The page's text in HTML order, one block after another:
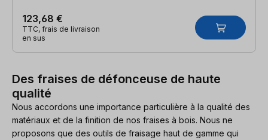
123,68 €
TTC, frais de livraison
en sus
Des fraises de défonceuse de haute
qualité
Nous accordons une importance particulière à la qualité des
matériaux et de la finition de nos fraises à bois. Nous ne
proposons que des outils de fraisage haut de gamme qui